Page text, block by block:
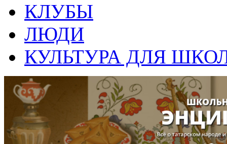
КЛУБЫ
ЛЮДИ
КУЛЬТУРА ДЛЯ